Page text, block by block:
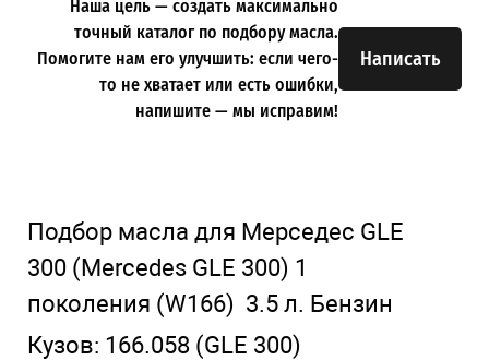
Написать
Наша цель — создать максимально
точный каталог по подбору масла.
Помогите нам его улучшить: если чего-
то не хватает или есть ошибки,
напишите — мы исправим!
Подбор масла для Мерседес GLE
300 (Mercedes GLE 300) 1
поколения (W166) 3.5 л. Бензин
Кузов: 166.058 (GLE 300)